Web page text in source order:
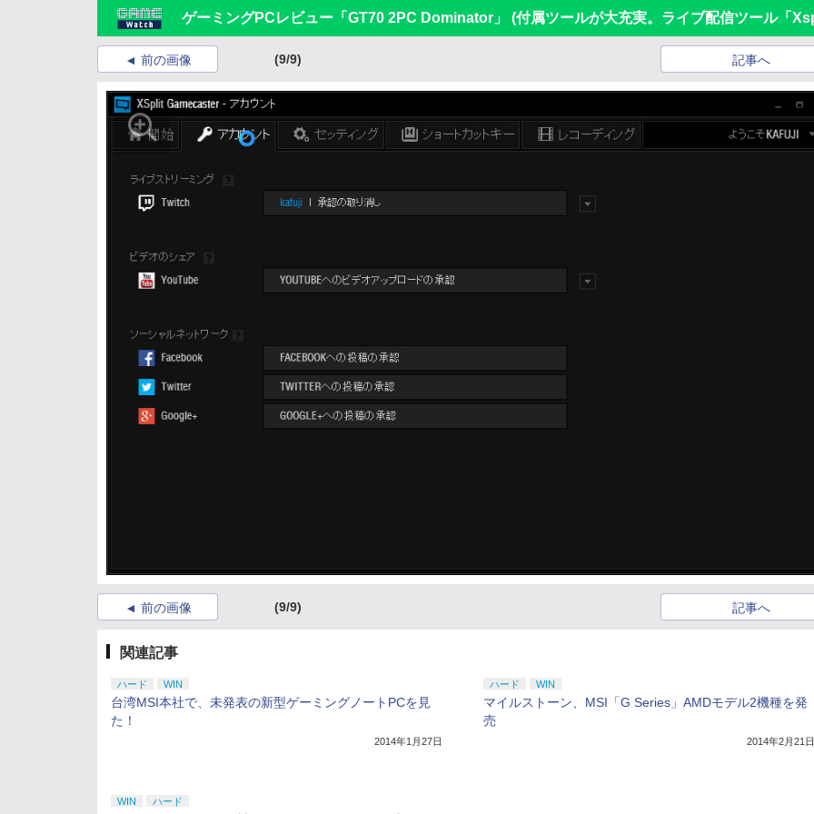
ゲーミングPCレビュー「GT70 2PC Dominator」 (付属ツールが大充実。ライブ配信ツール「
前の画像 (9/9) 記事へ
前の画像 (9/9) 記事へ
関連記事
ハード WIN
台湾MSI本社で、未発表の新型ゲーミングノートPCを見
た！
2014年1月27日
ハード WIN
マイルストーン、MSI「G Series」AMDモデル2機種を発
売
2014年2月21日
WIN ハード